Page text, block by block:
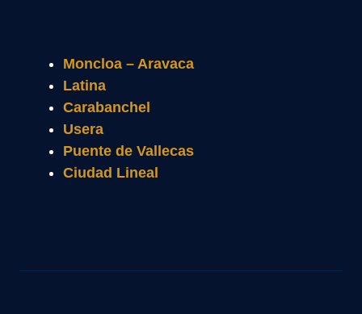
Moncloa – Aravaca
Latina
Carabanchel
Usera
Puente de Vallecas
Ciudad Lineal